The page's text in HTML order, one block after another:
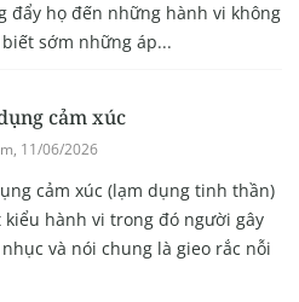
đẩy họ đến những hành vi không
sớm những áp...
cảm xúc
11/06/2026
cảm xúc (lạm dụng tinh thần)
kiểu hành vi trong đó người gây
và nói chung là gieo rắc nỗi